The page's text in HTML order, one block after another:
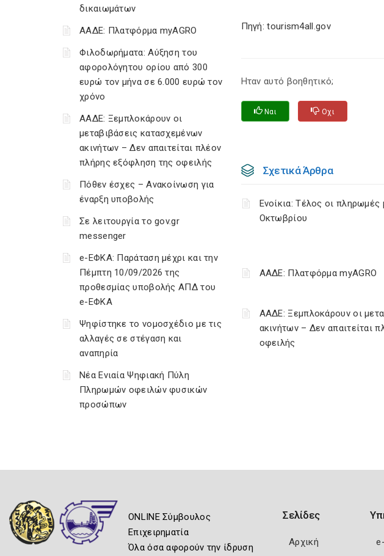
δικαιωμάτων
ΑΑΔΕ: Πλατφόρμα myAGRO
Φιλοδωρήματα: Αύξηση του
αφορολόγητου ορίου από 300
ευρώ τον μήνα σε 6.000 ευρώ τον
χρόνο
ΑΑΔΕ: Ξεμπλοκάρουν οι
μεταβιβάσεις κατασχεμένων
ακινήτων – Δεν απαιτείται πλέον
πλήρης εξόφληση της οφειλής
Πόθεν έσχες – Ανακοίνωση για
έναρξη υποβολής
Σε λειτουργία το gov.gr
messenger
e-ΕΦΚΑ: Παράταση μέχρι και την
Πέμπτη 10/09/2026 της
προθεσμίας υποβολής ΑΠΔ του
e-ΕΦΚΑ
Ψηφίστηκε το νομοσχέδιο με τις
αλλαγές σε στέγαση και
αναπηρία
Νέα Ενιαία Ψηφιακή Πύλη
Πληρωμών οφειλών φυσικών
προσώπων
Πηγή: tourism4all.gov
Ηταν αυτό βοηθητικό;
Ναι Οχι
Σχετικά Άρθρα
Ενοίκια: Τέλος οι πληρωμές
Οκτωβρίου
ΑΑΔΕ: Πλατφόρμα myAGRO
ΑΑΔΕ: Ξεμπλοκάρουν οι
ακινήτων – Δεν απαιτείται
οφειλής
ONLINE Σύμβουλος
Επιχειρηματία
Όλα όσα αφορούν την ίδρυση
Σελίδες
Αρχική